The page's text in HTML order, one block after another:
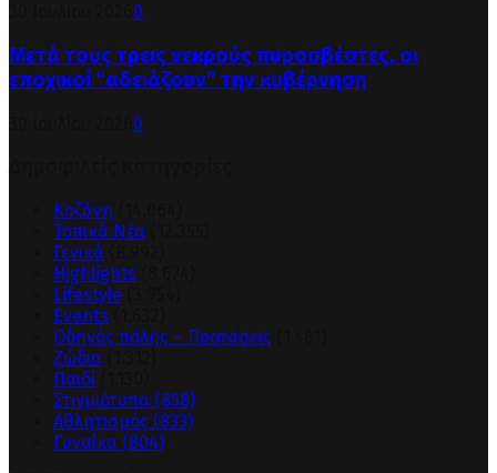
0
Μετά τους τρεις νεκρούς πυροσβέστες, οι
εποχικοί “αδειάζουν” την κυβέρνηση
0
Κοζάνη
Τοπικά Νέα
Γενικά
Highlights
Lifestyle
Events
Οδηγός πόλης – Προτάσεις
Ζώδια
Παιδί
Στιγμιότυπα (858)
Αθλητισμός (833)
Γυναίκα (804)